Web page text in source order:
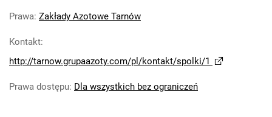
Robotniczego Zakładów Azotowych im.
Robotniczego Zakładów Azotowych im.
Tarnowskie Azoty : Organ Samorządu
Prawa: Zakłady Azotowe Tarnów
Kontakt:
http://tarnow.grupaazoty.com/pl/kontakt/spolki/1
Prawa dostępu: Dla wszystkich bez ograniczeń